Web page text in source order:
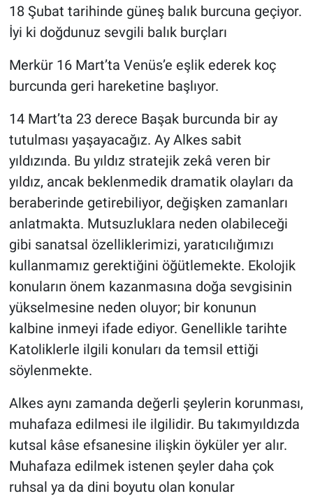
18 Şubat tarihinde güneş balık burcuna geçiyor.
İyi ki doğdunuz sevgili balık burçları
Merkür 16 Mart’ta Venüs’e eşlik ederek koç
burcunda geri hareketine başlıyor.
14 Mart’ta 23 derece Başak burcunda bir ay
tutulması yaşayacağız. Ay Alkes sabit
yıldızında. Bu yıldız stratejik zekâ veren bir
yıldız, ancak beklenmedik dramatik olayları da
beraberinde getirebiliyor, değişken zamanları
anlatmakta. Mutsuzluklara neden olabileceği
gibi sanatsal özelliklerimizi, yaratıcılığımızı
kullanmamız gerektiğini öğütlemekte. Ekolojik
konuların önem kazanmasına doğa sevgisinin
yükselmesine neden oluyor; bir konunun
kalbine inmeyi ifade ediyor. Genellikle tarihte
Katoliklerle ilgili konuları da temsil ettiği
söylenmekte.
Alkes aynı zamanda değerli şeylerin korunması,
muhafaza edilmesi ile ilgilidir. Bu takımyıldızda
kutsal kâse efsanesine ilişkin öyküler yer alır.
Muhafaza edilmek istenen şeyler daha çok
ruhsal ya da dini boyutu olan konular